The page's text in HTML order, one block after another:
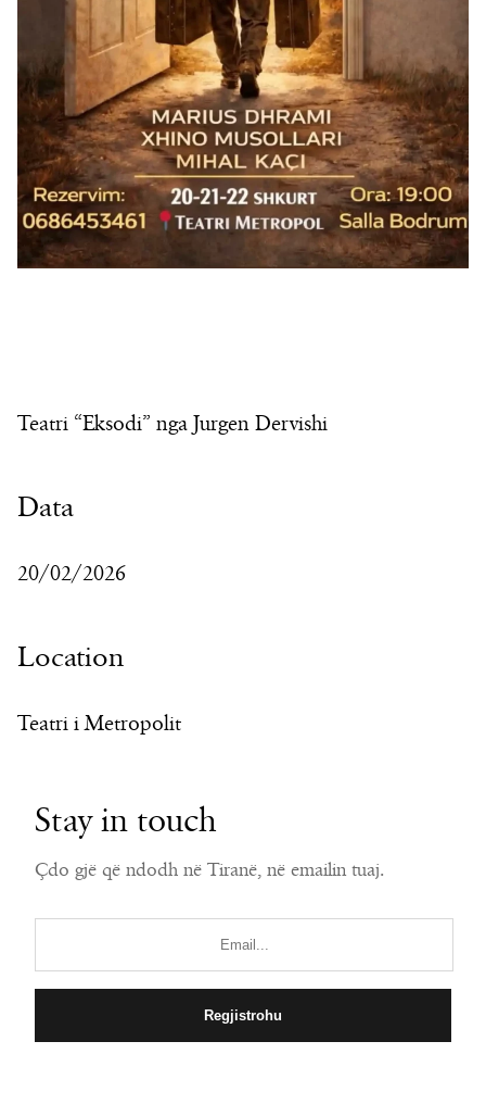
Teatri “Eksodi” nga Jurgen Dervishi
Data
20/02/2026
Location
Teatri i Metropolit
Stay in touch
Çdo gjë që ndodh në Tiranë, në emailin tuaj.